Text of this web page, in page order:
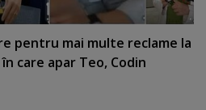
pentru mai multe reclame la
care apar Teo, Codin